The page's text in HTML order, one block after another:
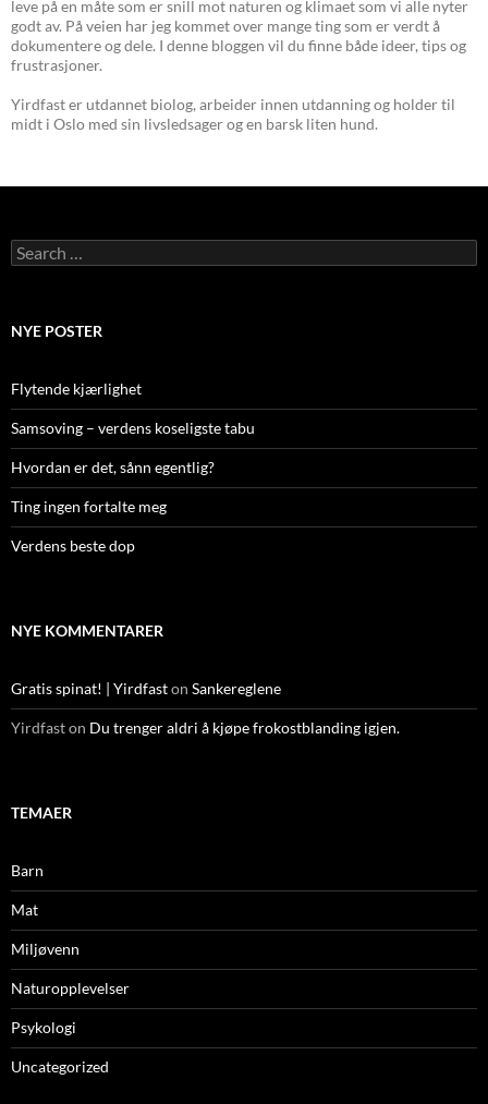
leve på en måte som er snill mot naturen og klimaet som vi alle nyter
godt av. På veien har jeg kommet over mange ting som er verdt å
dokumentere og dele. I denne bloggen vil du finne både ideer, tips og
frustrasjoner.
Yirdfast er utdannet biolog, arbeider innen utdanning og holder til
midt i Oslo med sin livsledsager og en barsk liten hund.
Search
for:
NYE POSTER
Flytende kjærlighet
Samsoving – verdens koseligste tabu
Hvordan er det, sånn egentlig?
Ting ingen fortalte meg
Verdens beste dop
NYE KOMMENTARER
Gratis spinat! | Yirdfaston Sankereglene
Yirdfaston Du trenger aldri å kjøpe frokostblanding igjen.
TEMAER
Barn
Mat
Miljøvenn
Naturopplevelser
Psykologi
Uncategorized